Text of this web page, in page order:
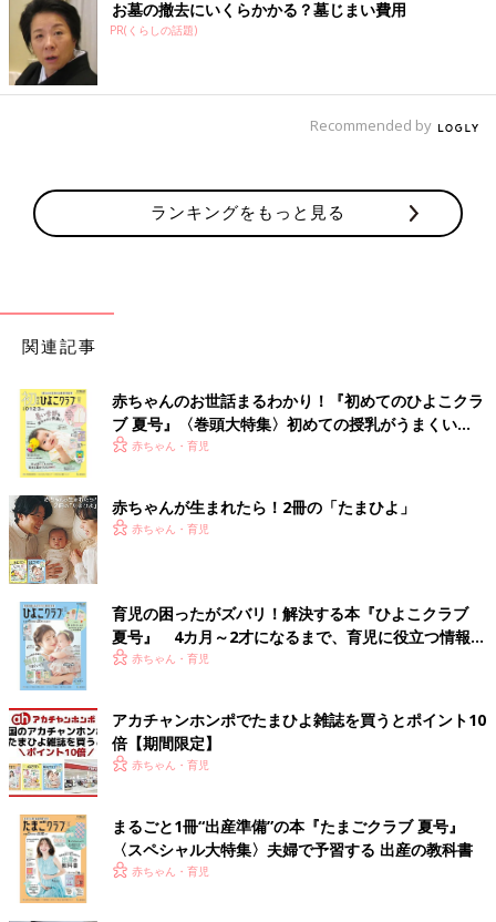
お墓の撤去にいくらかかる？墓じまい費用
PR(くらしの話題)
Recommended by
ランキングをもっと見る
関連記事
赤ちゃんのお世話まるわかり！『初めてのひよこクラ
ブ 夏号』〈巻頭大特集〉初めての授乳がうまくい
く！ おっぱい・ミルクの基本と夏のトラブル 解決テ
赤ちゃん・育児
赤ちゃんが生まれたら！2冊の「たまひよ」
赤ちゃん・育児
育児の困ったがズバリ！解決する本『ひよこクラブ
夏号』 4カ月～2才になるまで、育児に役立つ情報が
いっぱい！
赤ちゃん・育児
アカチャンホンポでたまひよ雑誌を買うとポイント10
倍【期間限定】
赤ちゃん・育児
まるごと1冊“出産準備”の本『たまごクラブ 夏号』
〈スペシャル大特集〉夫婦で予習する 出産の教科書
赤ちゃん・育児